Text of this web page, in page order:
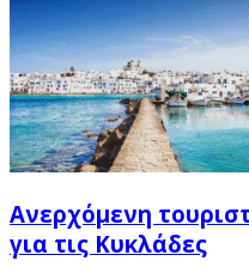
Ανερχόμενη
για τις Κυκλάδες